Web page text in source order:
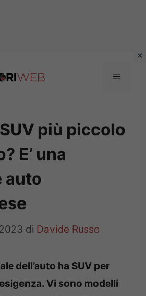
Menu
più piccolo
E’ una
auto
di Davide Russo
dell’auto ha SUV per
Vi sono modelli